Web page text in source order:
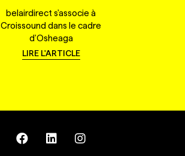
belairdirect s'associe à
Croissound dans le cadre
d'Osheaga
LIRE L'ARTICLE